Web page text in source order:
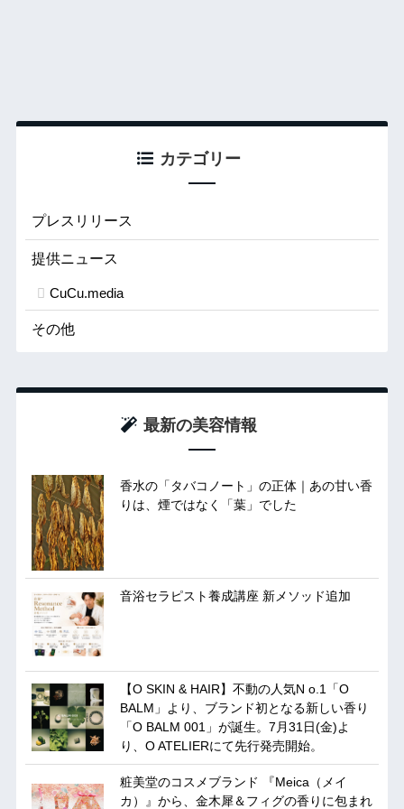
カテゴリー
プレスリリース
提供ニュース
CuCu.media
その他
最新の美容情報
香水の「タバコノート」の正体｜あの甘い香
りは、煙ではなく「葉」でした
音浴セラピスト養成講座 新メソッド追加
【O SKIN & HAIR】不動の人気N o.1「O
BALM」より、ブランド初となる新しい香り
「O BALM 001」が誕生。7月31日(金)よ
り、O ATELIERにて先行発売開始。
粧美堂のコスメブランド 『Meica（メイ
カ）』から、金木犀＆フィグの香りに包まれ